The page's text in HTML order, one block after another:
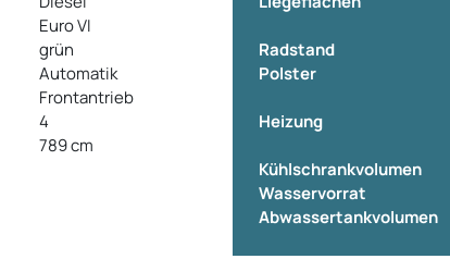
Euro VI
grün
Automatik
Frontantrieb
4
789 cm
Radstand
Polster
Heizung
Kühlschrankvolumen
Wasservorrat
Abwassertankvolumen